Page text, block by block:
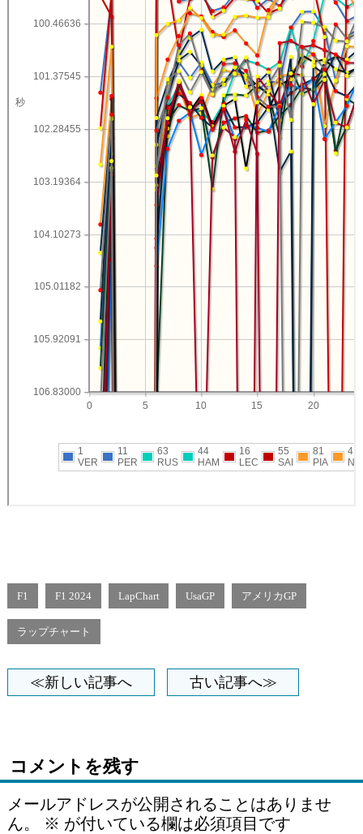
F1 F1 2024 LapChart UsaGP アメリカGP
ラップチャート
≪新しい記事へ 古い記事へ≫
コメントを残す
メールアドレスが公開されることはありませ
ん。
※ が付いている欄は必須項目です